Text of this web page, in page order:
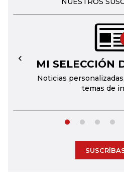
MI SELECCIÓN
Noticias
temas de
←